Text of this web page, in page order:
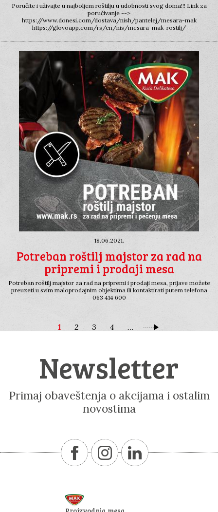
Poručite i uživajte u najboljem roštilju u udobnosti svog doma!!! Link za
poručivanje -->
https://www.donesi.com/dostava/nish/pantelej/mesara-mak
https://glovoapp.com/rs/en/nis/mesara-mak-rostilj/
18.06.2021.
Potreban roštilj majstor za rad na
pripremi i prodaji mesa
Potreban roštilj majstor za rad na pripremi i prodaji mesa, prijave možete
preuzeti u svim maloprodajnim objektima ili kontaktirati putem telefona
063 414 600
1 2 3 4 …
Newsletter
Primaj obaveštenja o akcijama i ostalim
novostima